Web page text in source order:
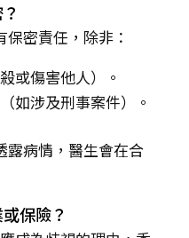
密責任，除非：
或傷害他人）。
如涉及刑事案件）。
露病情，醫生會在合
保險？